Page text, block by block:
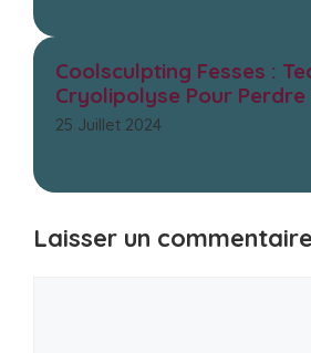
Coolsculpting Fesses :
Cryolipolyse Pour Perdre
25 Juillet 2024
Laisser un commentaire